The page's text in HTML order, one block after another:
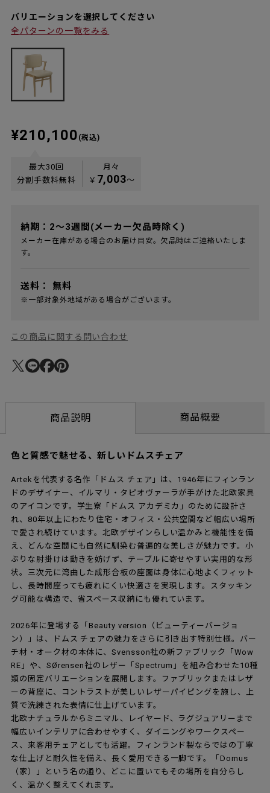
バリエーションを選択してください
全パターンの一覧をみる
¥210,100 (税込)
最大30回
分割手数料無料
月々
￥ 7,003〜
納期：2～3週間(メーカー欠品時除く)
メーカー在庫がある場合のお届け目安。欠品時はご連絡いたしま
す。
送料： 無料
※一部対象外地域がある場合がございます。
この商品に関する問い合わせ
商品説明 商品概要
色と質感で魅せる、新しいドムスチェア
Artekを代表する名作「ドムス チェア」は、1946年にフィンラン
ドのデザイナー、イルマリ・タピオヴァーラが手がけた北欧家具
のアイコンです。学生寮「ドムス アカデミカ」のために設計さ
れ、80年以上にわたり住宅・オフィス・公共空間など幅広い場所
で愛され続けています。北欧デザインらしい温かみと機能性を備
え、どんな空間にも自然に馴染む普遍的な美しさが魅力です。小
ぶりな肘掛けは動きを妨げず、テーブルに寄せやすい実用的な形
状。三次元に湾曲した成形合板の座面は身体に心地よくフィット
し、長時間座っても疲れにくい快適さを実現します。スタッキン
グ可能な構造で、省スペース収納にも優れています。
2026年に登場する「Beauty version（ビューティーバージョ
ン）」は、ドムス チェアの魅力をさらに引き出す特別仕様。バー
チ材・オーク材の本体に、Svensson社の新ファブリック「Wow
RE」や、SØrensen社のレザー「Spectrum」を組み合わせた10種
類の固定バリエーションを展開します。ファブリックまたはレザ
ーの背座に、コントラストが美しいレザーパイピングを施し、上
質で洗練された表情に仕上げています。
北欧ナチュラルからミニマル、レイヤード、ラグジュアリーまで
幅広いインテリアに合わせやすく、ダイニングやワークスペー
ス、来客用チェアとしても活躍。フィンランド製ならではの丁寧
な仕上げと耐久性を備え、長く愛用できる一脚です。「Domus
（家）」という名の通り、どこに置いてもその場所を自分らし
く、温かく整えてくれます。